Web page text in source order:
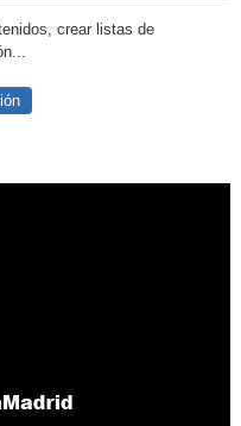
crear listas de